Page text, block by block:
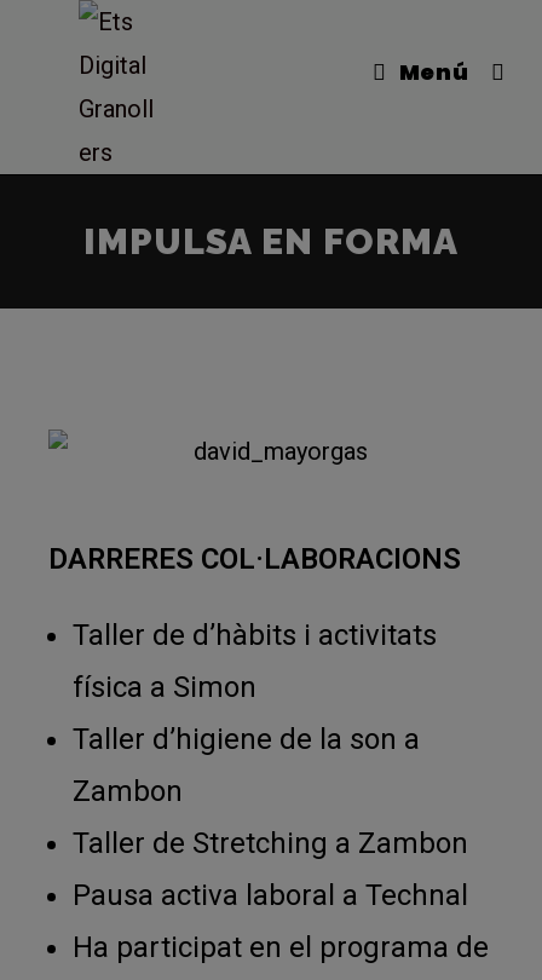
Menú
IMPULSA EN FORMA
DARRERES COL·LABORACIONS
Taller de d’hàbits i activitats
física a Simon
Taller d’higiene de la son a
Zambon
Taller de Stretching a Zambon
Pausa activa laboral a Technal
Ha participat en el programa de